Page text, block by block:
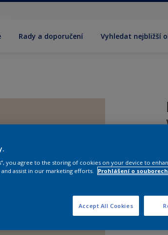
Rady a doporučení Vyhledat nejbližší
you agree to the storing of cookies on your device to
assist in our marketing efforts.
Prohlášení o
Accept All Cookies